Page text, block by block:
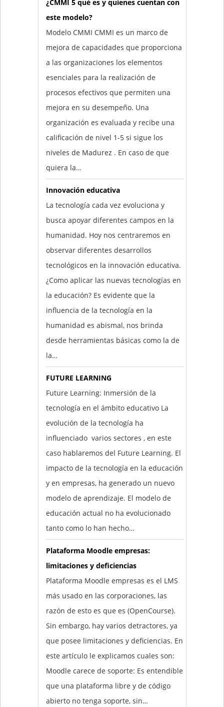
¿CMMI 5 qué es y quienes cuentan con
este modelo?
Modelo CMMI CMMI es un marco de
mejora de capacidades que proporciona
a las organizaciones los elementos
esenciales para la realización de
procesos efectivos que permiten una
mejora en su desempeño. Una
organización es evaluada y recibe una
calificación de nivel 1-5 si sigue los
niveles de Madurez . En caso de que
quiera la…
Innovación educativa
La tecnología cada vez evoluciona y
busca apoyar diferentes campos en la
humanidad. Hoy nos centraremos en
observar diferentes desarrollos
tecnológicos en la innovación educativa.
¿Como aplicar las nuevas tecnologías en
la educación? Es evidente que la
influencia de la tecnología en la
humanidad es abismal, nos brinda
desde herramientas básicas como la de
la…
FUTURE LEARNING
Future Learning: Inmersión de la
tecnología en el ámbito educativo La
evolución de la tecnología ha
influenciado varios sectores , en este
caso hablaremos del Future Learning. El
impacto de la tecnología en la educación
y en empresas, ha generado un nuevo
modelo de aprendizaje. El modelo de
educación actual no ha evolucionado
tanto como lo han hecho…
Plataforma Moodle empresas:
limitaciones y deficiencias
Plataforma Moodle empresas es el LMS
más usado en las corporaciones, las
razón de esto es que es (OpenCourse).
Sin embargo, hay varios detractores, ya
que posee limitaciones y deficiencias. En
este artículo le explicamos cuales son:
Moodle carece de soporte: Es entendible
que una plataforma libre y de código
abierto no tenga soporte, sin…